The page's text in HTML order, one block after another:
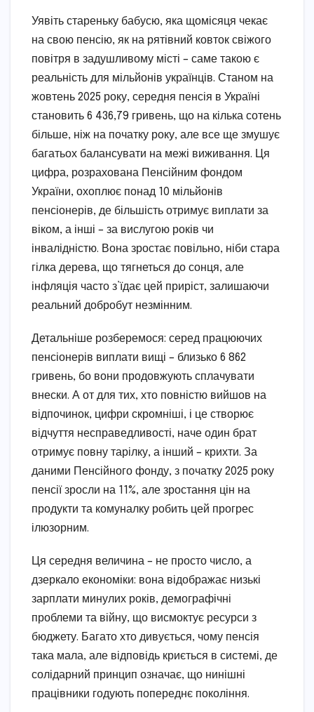
Уявіть стареньку бабусю, яка щомісяця чекає
на свою пенсію, як на рятівний ковток свіжого
повітря в задушливому місті – саме такою є
реальність для мільйонів українців. Станом на
жовтень 2025 року, середня пенсія в Україні
становить 6 436,79 гривень, що на кілька сотень
більше, ніж на початку року, але все ще змушує
багатьох балансувати на межі виживання. Ця
цифра, розрахована Пенсійним фондом
України, охоплює понад 10 мільйонів
пенсіонерів, де більшість отримує виплати за
віком, а інші – за вислугою років чи
інвалідністю. Вона зростає повільно, ніби стара
гілка дерева, що тягнеться до сонця, але
інфляція часто з’їдає цей приріст, залишаючи
реальний добробут незмінним.
Детальніше розберемося: серед працюючих
пенсіонерів виплати вищі – близько 6 862
гривень, бо вони продовжують сплачувати
внески. А от для тих, хто повністю вийшов на
відпочинок, цифри скромніші, і це створює
відчуття несправедливості, наче один брат
отримує повну тарілку, а інший – крихти. За
даними Пенсійного фонду, з початку 2025 року
пенсії зросли на 11%, але зростання цін на
продукти та комуналку робить цей прогрес
ілюзорним.
Ця середня величина – не просто число, а
дзеркало економіки: вона відображає низькі
зарплати минулих років, демографічні
проблеми та війну, що висмоктує ресурси з
бюджету. Багато хто дивується, чому пенсія
така мала, але відповідь криється в системі, де
солідарний принцип означає, що нинішні
працівники годують попереднє покоління.